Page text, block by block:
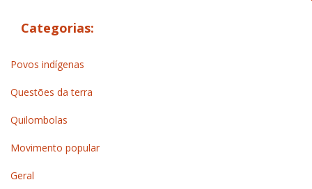
Categorias:
Povos indígenas
Questões da terra
Quilombolas
Movimento popular
Geral